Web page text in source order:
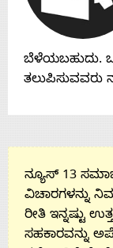
ಬೆಳೆಯಬಹುದು.
ತಲುಪಿಸುವವರು
ನ್ಯೂಸ್ 13
ವಿಚಾರಗಳನ್ನು
ರೀತಿ ಇನ್ನಷ್ಟು
ಸಹಕಾರವನ್ನು